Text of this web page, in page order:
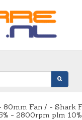
80mm Fan / - Shark
- 2800rpm plm 10%